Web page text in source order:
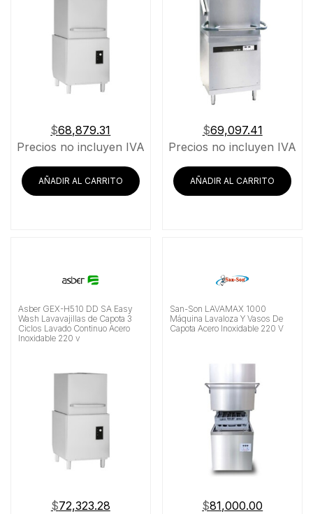
$68,879.31
Precios no incluyen IVA
AÑADIR AL CARRITO
$69,097.41
Precios no incluyen IVA
AÑADIR AL CARRITO
Asber GEX-H510 DD SA Easy
Wash Lavavajillas de Capota 3
Ciclos Lavado Continuo Acero
Inoxidable 220 v
$72,323.28
San-Son LAVAMAX 1000
Máquina Lavaloza Y Vasos De
Capota Acero Inoxidable 220 V
$81,000.00